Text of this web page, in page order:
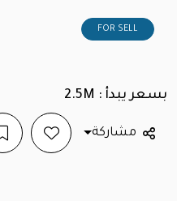
FOR SELL
بسعر يبدأ : 2.5M
مشاركة